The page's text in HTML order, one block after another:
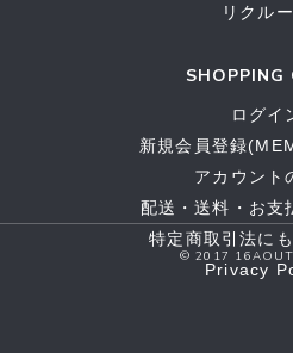
リクル
SHOPPING
ログイ
新規会員登録
アカウント
配送・送料・お支
特定商取引法に
Privacy
© 2017